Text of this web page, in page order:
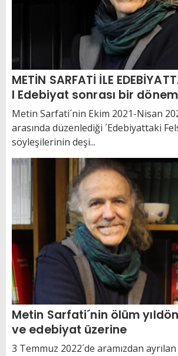
METİN SARFATİ İLE
I Edebiyat sonrası bir
Metin Sarfati´nin Ekim 2021-Nisan
arasında düzenlediği ´Edebiyattaki
söyleşilerinin deşi...
Metin Sarfati´nin ölüm
ve edebiyat üzerine
3 Temmuz 2022´de aramızdan